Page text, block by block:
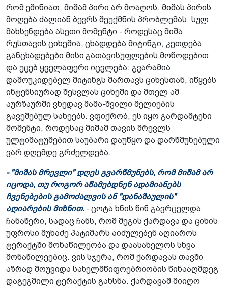
რომ ეშინიათ, მიშამ პირი არ მოაღოს. მიშას პირის
მოღება ძალიან ბევრს შეუქმნის პრობლემას. სულ
მახსენდება ასეთი მომენტი - როდესაც მიშა
რუსთავის ციხეშია, ცხადდება მიტინგი, კეთდება
განცხადებები მისი გათავისუფლების მოწოდებით
და უცებ ყველაფერი იცვლება: გვარამია
დამოუკიდებელ მიტინგს მართავს ციხესთან, იწყებს
ინტენსიურად შესვლას ციხეში და მთელ ამ
აურზაურში ვხედავ მამა-შვილი მელიების
გავეშებულ სახეებს. ვფიქრობ, ეს იყო გარდამტეხი
მომენტი, როდესაც მიშამ თავის მრევლს
ულტიმატუმებით საუბარი დაუწყო და დარწმუნებული
ვარ დღემდე გრძელდება.
- "მიშას მრევლი" დღეს გვარწმუნებს, რომ მიშამ არ
იცოდა, თუ როგორ აწამებდნენ ადამიანებს
ჩვენებების გამოძალვის ან "დანაშაულის"
აღიარების მიზნით. - ცოტა ხნის წინ გავრცელდა
ჩანაწერი, სადაც ჩანს, რომ მეგის ქარდავა და ციხის
უფროსი მუხაძე პატიმარს აიძულებენ აღიაროს
ტერაქტში მონაწილეობა და დაასახელოს სხვა
მონაწილეებიც. ვის სჯერა, რომ ქარდავას თავში
აზრად მოუვიდა სახელმწიფოებრიობის წინააღმდეგ
დაგეგმილი ტერაქტის გახსნა. ქარდავამ მიიღო